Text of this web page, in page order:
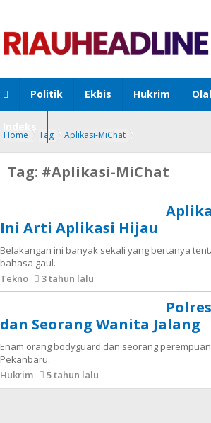
Politik Ekbis Hukrim
Home Tag Aplikasi-MiChat
Tag: #Aplikasi-MiChat
Ini Arti Aplikasi Hijau
Belakangan ini banyak sekali yang bertanya
bahasa gaul.
Tekno
3 tahun lalu
dan Seorang Wanita Jalang
Enam orang bodyguard dan seorang
Pekanbaru.
Hukrim
5 tahun lalu